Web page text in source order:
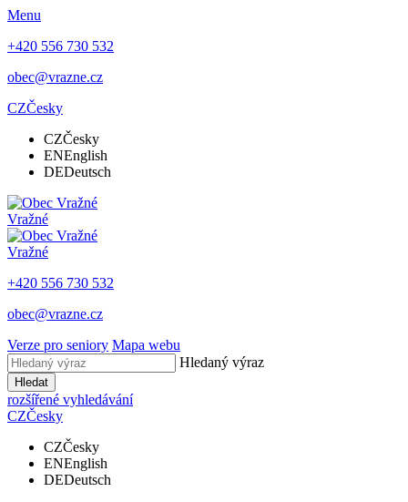
Menu
+420 556 730 532
obec@vrazne.cz
CZČesky
CZČesky
ENEnglish
DEDeutsch
Vražné
Vražné
+420 556 730 532
obec@vrazne.cz
Verze pro seniory Mapa webu
Hledaný výraz
Hledat
rozšířené vyhledávání
CZČesky
CZČesky
ENEnglish
DEDeutsch